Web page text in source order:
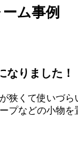
ム事例
なりました！
狭くて使いづ
プなどの小物